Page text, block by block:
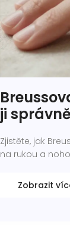
ji
Zjistěte, jak
na rukou a
Zobrazit